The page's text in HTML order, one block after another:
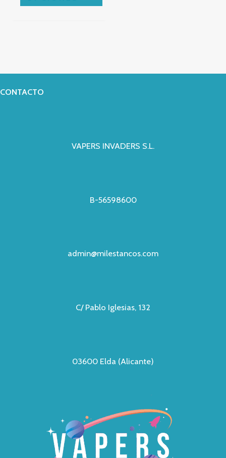
CONTACTO
VAPERS INVADERS S.L.
B-56598600
admin@milestancos.com
C/ Pablo Iglesias, 132
03600 Elda (Alicante)